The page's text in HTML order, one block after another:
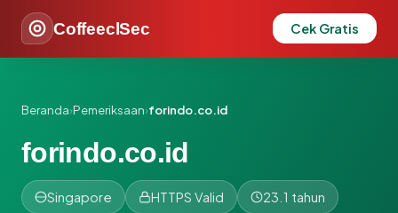
CoffeeclSec Cek Gratis
Beranda›Pemeriksaan›forindo.co.id
forindo.co.id
Singapore HTTPS Valid 23.1 tahun